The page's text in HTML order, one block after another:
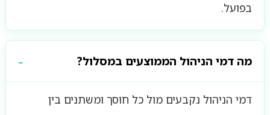
בפועל.
מה דמי הניהול הממוצעים במסלול?
דמי הניהול נקבעים מול כל חוסך ומשתנים בין